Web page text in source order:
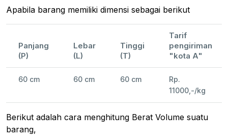
Apabila barang memiliki dimensi sebagai berikut
Panjang
(P)
Lebar
(L)
Tinggi
(T)
Tarif
pengiriman
"kota A"
60 cm 60 cm 60 cm
Rp.
11000,-/kg
Berikut adalah cara menghitung Berat Volume suatu
barang,